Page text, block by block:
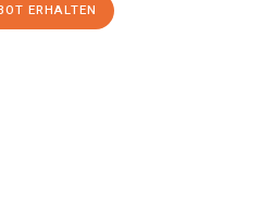
ERHALTEN